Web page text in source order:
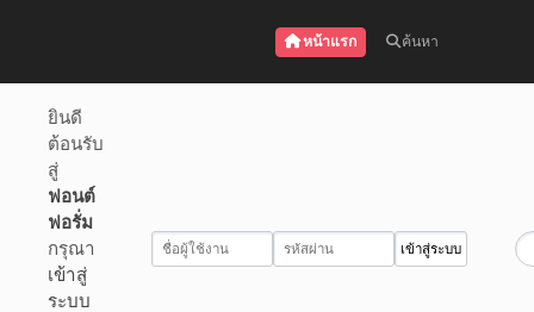
หน้าแรก ค้นหา
ยินดี
ต้อนรับ
สู่
ฟอนต์
ฟอรั่ม
กรุณา
เข้าสู่
ระบบ